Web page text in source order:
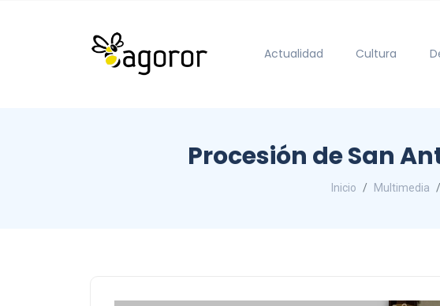
Actualidad Cultura
Procesión de San
Inicio Multimedia